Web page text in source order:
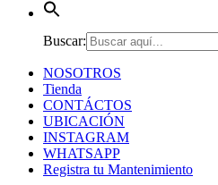
Buscar:
NOSOTROS
Tienda
CONTÁCTOS
UBICACIÓN
INSTAGRAM
WHATSAPP
Registra tu Mantenimiento